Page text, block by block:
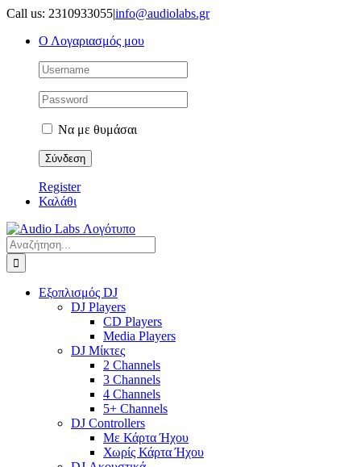
Μετάβαση
περιεχόμενο
Call us: 2310933055|info@audiolabs.gr
Ο Λογαριασμός μου
Να με θυμάσαι
Register
Καλάθι
Αναζήτηση
για:
Εξοπλισμός DJ
DJ Players
CD Players
Media Players
DJ Μίκτες
2 Channels
3 Channels
4 Channels
5+ Channels
DJ Controllers
Με Κάρτα Ήχου
Χωρίς Κάρτα Ήχου